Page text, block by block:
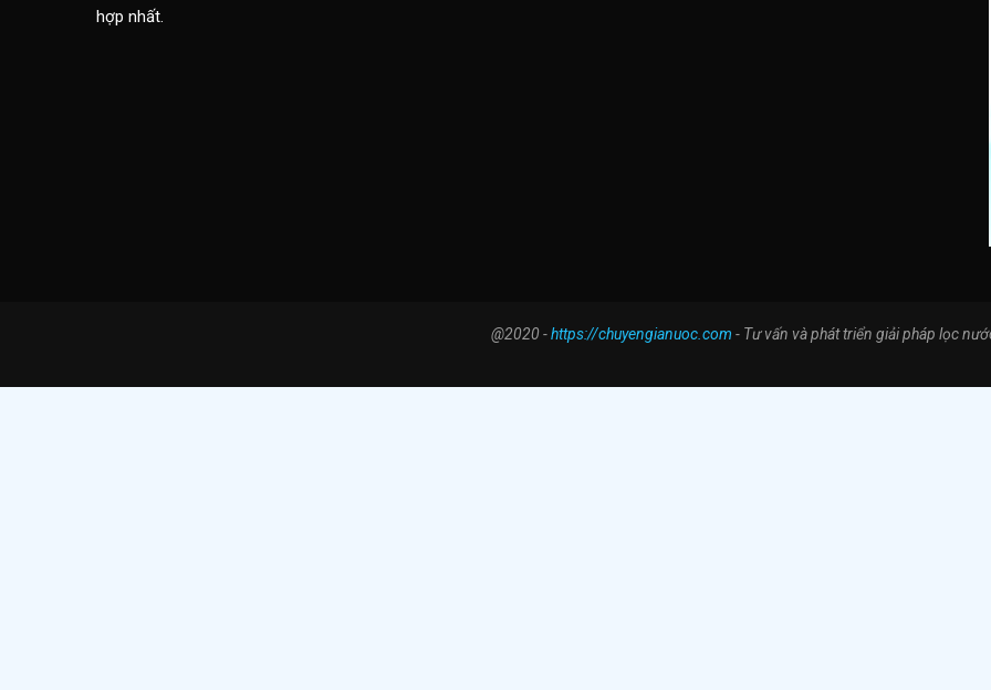
hợp nhất.
@2020 -https://chuyengianuoc.com - Tư vấn và phát triển giải pháp lọc